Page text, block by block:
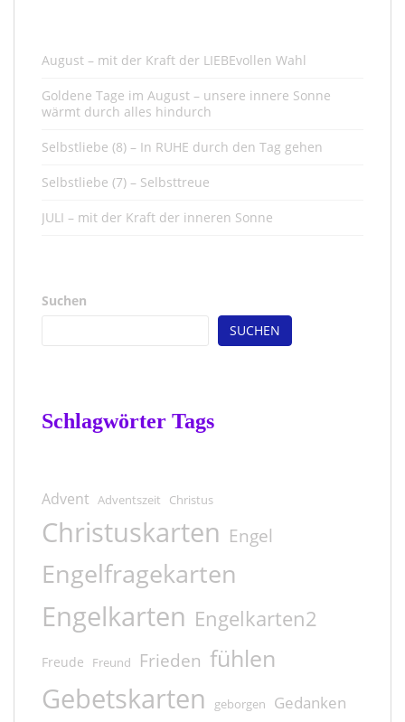
August – mit der Kraft der LIEBEvollen Wahl
Goldene Tage im August – unsere innere Sonne
wärmt durch alles hindurch
Selbstliebe (8) – In RUHE durch den Tag gehen
Selbstliebe (7) – Selbsttreue
JULI – mit der Kraft der inneren Sonne
Suchen
SUCHEN
Schlagwörter Tags
Advent Adventszeit Christus
Christuskarten Engel
Engelfragekarten
Engelkarten Engelkarten2
Freude Freund Frieden fühlen
Gebetskarten geborgen Gedanken